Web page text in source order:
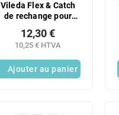
Vileda Flex & Catch
de rechange pour
pièces
10,25 € HTVA
12,30 €
Ajouter au panier